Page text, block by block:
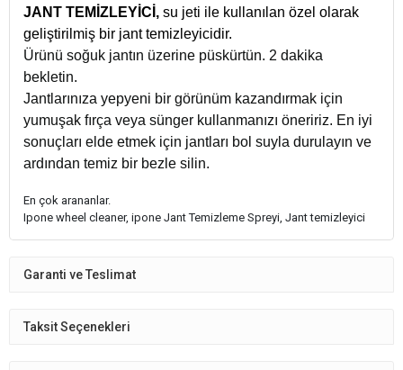
JANT TEMİZLEYİCİ, su jeti ile kullanılan özel olarak
geliştirilmiş bir jant temizleyicidir.
Ürünü soğuk jantın üzerine püskürtün. 2 dakika
bekletin.
Jantlarınıza yepyeni bir görünüm kazandırmak için
yumuşak fırça veya sünger kullanmanızı öneririz. En iyi
sonuçları elde etmek için jantları bol suyla durulayın ve
ardından temiz bir bezle silin.
En çok arananlar.
Ipone wheel cleaner, ipone Jant Temizleme Spreyi, Jant temizleyici
Garanti ve Teslimat
Taksit Seçenekleri